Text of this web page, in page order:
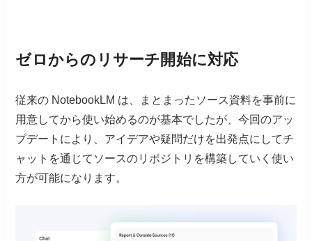
ゼロからのリサーチ開始に対応
従来の NotebookLM は、まとまったソース資料を事前に
用意してから使い始めるのが基本でしたが、今回のアッ
プデートにより、アイデアや疑問だけを出発点にしてチ
ャットを通じてソースのリポジトリを構築していく使い
方が可能になります。